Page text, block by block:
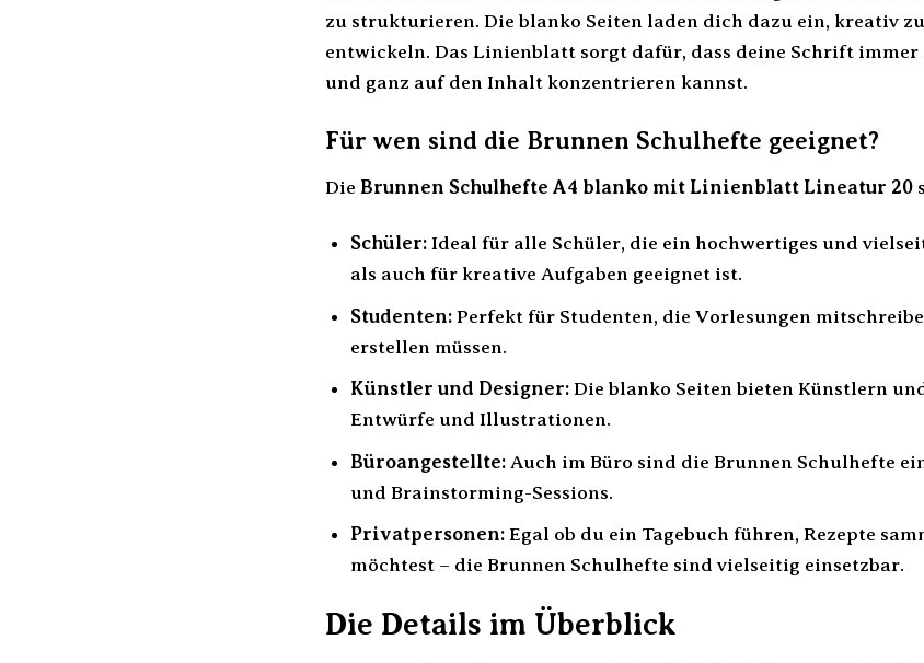
zu strukturieren. Die blanko Seiten laden dich dazu ein, kreativ
entwickeln. Das Linienblatt sorgt dafür, dass deine Schrift
und ganz auf den Inhalt konzentrieren kannst.
Für wen sind die Brunnen Schulhefte geeignet?
Die Brunnen Schulhefte A4 blanko mit Linienblatt Lineatur 20
Schüler:Ideal für alle Schüler, die ein hochwertiges und
als auch für kreative Aufgaben geeignet ist.
Studenten:Perfekt für Studenten, die Vorlesungen
erstellen müssen.
Künstler und Designer:Die blanko Seiten bieten Künstlern
Entwürfe und Illustrationen.
Büroangestellte:Auch im Büro sind die Brunnen Schulhefte
und Brainstorming-Sessions.
Privatpersonen:Egal ob du ein Tagebuch führen, Rezepte
möchtest – die Brunnen Schulhefte sind vielseitig einsetzbar.
Die Details im Überblick